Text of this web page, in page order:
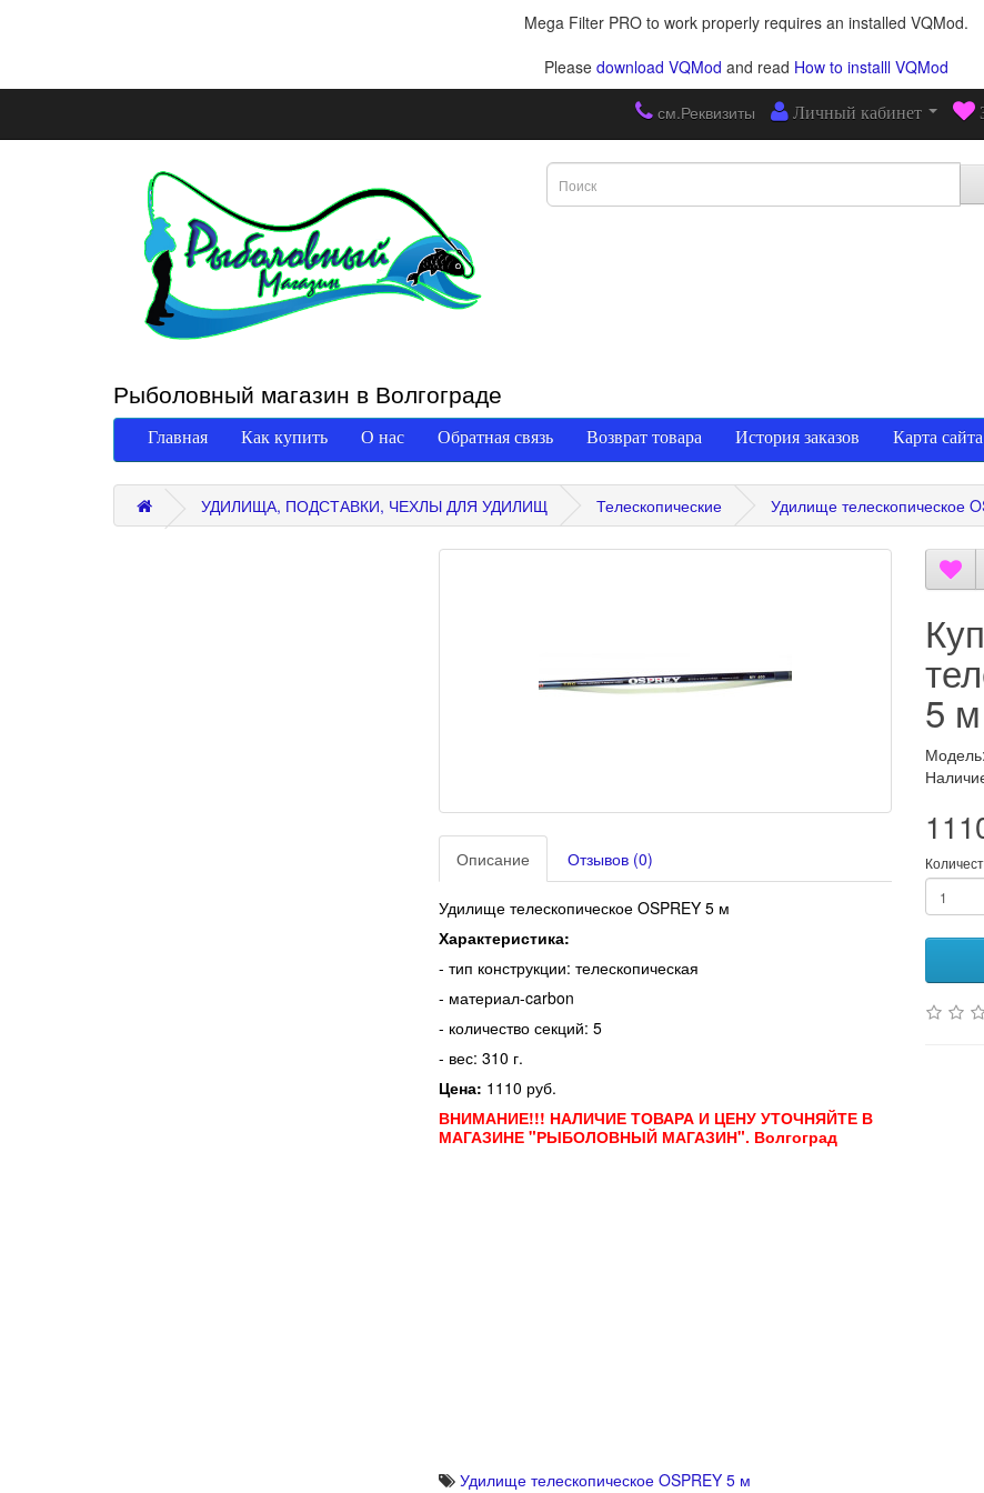
Mega Filter PRO to work properly requires an installed VQMod.
Please download VQMod and read How to installl VQMod
см.Реквизиты Личный кабинет
Рыболовный магазин в Волгограде
Главная Как купить О нас Обратная связь Возврат товара История заказов Карта сайта
УДИЛИЩА, ПОДСТАВКИ, ЧЕХЛЫ ДЛЯ УДИЛИЩ Телескопические Удилище телескопическое
Описание Отзывов (0)
Удилище телескопическое OSPREY 5 м
Характеристика:
- тип конструкции: телескопическая
- материал-carbon
- количество секций: 5
- вес: 310 г.
Цена: 1110 руб.
ВНИМАНИЕ!!! НАЛИЧИЕ ТОВАРА И ЦЕНУ УТОЧНЯЙТЕ В
МАГАЗИНЕ "РЫБОЛОВНЫЙ МАГАЗИН". Волгоград
5
Удилище телескопическое OSPREY 5 м